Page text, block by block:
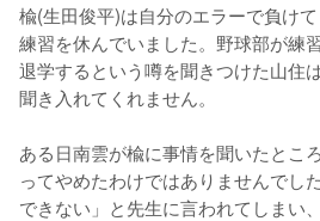
楡(生田俊平)は自分のエラーで負け
練習を休んでいました。野球部が練
退学するという噂を聞きつけた山住
聞き入れてくれません。
ある日南雲が楡に事情を聞いたとこ
ってやめたわけではありませんでし
できない」と先生に言われてしまい